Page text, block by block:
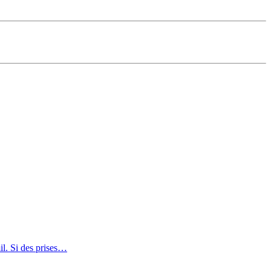
Si des prises…